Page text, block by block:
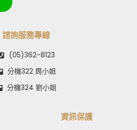
諮詢服務專線
(05)362-8123
分機322 周小姐
分機324 劉小姐
資訊保護